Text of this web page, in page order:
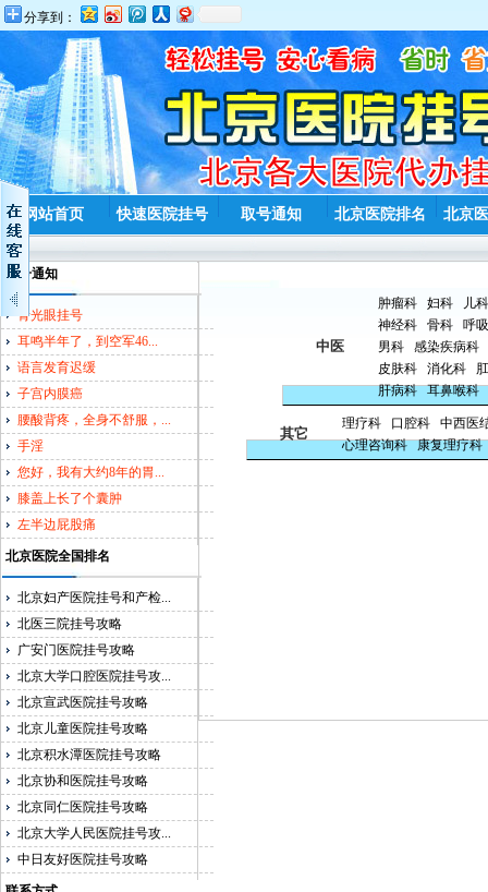
分享到：
网站首页 快速医院挂号 取号通知 北京医院排名 北京
取号通知
青光眼挂号
耳鸣半年了，到空军46...
语言发育迟缓
子宫内膜癌
腰酸背疼，全身不舒服，...
手淫
您好，我有大约8年的胃...
膝盖上长了个囊肿
左半边屁股痛
北京医院全国排名
北京妇产医院挂号和产检...
北医三院挂号攻略
广安门医院挂号攻略
北京大学口腔医院挂号攻...
北京宣武医院挂号攻略
北京儿童医院挂号攻略
北京积水潭医院挂号攻略
北京协和医院挂号攻略
北京同仁医院挂号攻略
北京大学人民医院挂号攻...
中日友好医院挂号攻略
中医
肿瘤科 妇科
儿科
神经科
骨科
呼
男科
感染疾病科
皮肤科
消化科
肝病科
耳鼻喉科
其它
理疗科 口腔科
中西医
心理咨询科
康复理疗科